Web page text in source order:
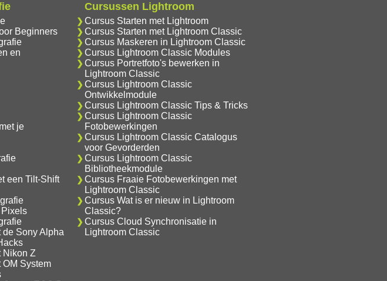
Beginners
en
je
een Tilt-Shift
de Sony Alpha
Nikon Z
OM System
Cursussen Lightroom
Cursus Starten met Lightroom
Cursus Starten met Lightroom Classic
Cursus Maskeren in Lightroom Classic
Cursus Lightroom Classic Modules
Cursus Portretfoto's bewerken in
Lightroom Classic
Cursus Lightroom Classic
Ontwikkelmodule
Cursus Lightroom Classic Tips & Tricks
Cursus Lightroom Classic
Fotobewerkingen
Cursus Lightroom Classic Catalogus
voor Gevorderden
Cursus Lightroom Classic
Bibliotheekmodule
Cursus Fraaie Fotobewerkingen met
Lightroom Classic
Cursus Wat is er nieuw in Lightroom
Classic?
Cursus Cloud Synchronisatie in
Lightroom Classic